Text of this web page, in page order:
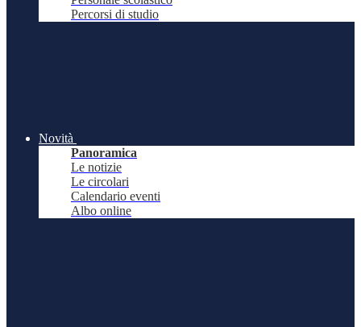
Percorsi di studio
Novità
Panoramica
Le notizie
Le circolari
Calendario eventi
Albo online